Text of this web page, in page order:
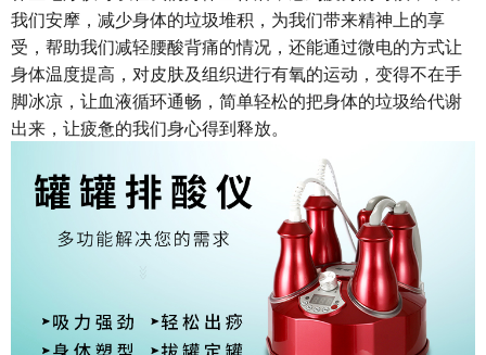
我们安摩，减少身体的垃圾堆积，为我们带来精神上的享
受，帮助我们减轻腰酸背痛的情况，还能通过微电的方式让
身体温度提高，对皮肤及组织进行有氧的运动，变得不在手
脚冰凉，让血液循环通畅，简单轻松的把身体的垃圾给代谢
出来，让疲惫的我们身心得到释放。